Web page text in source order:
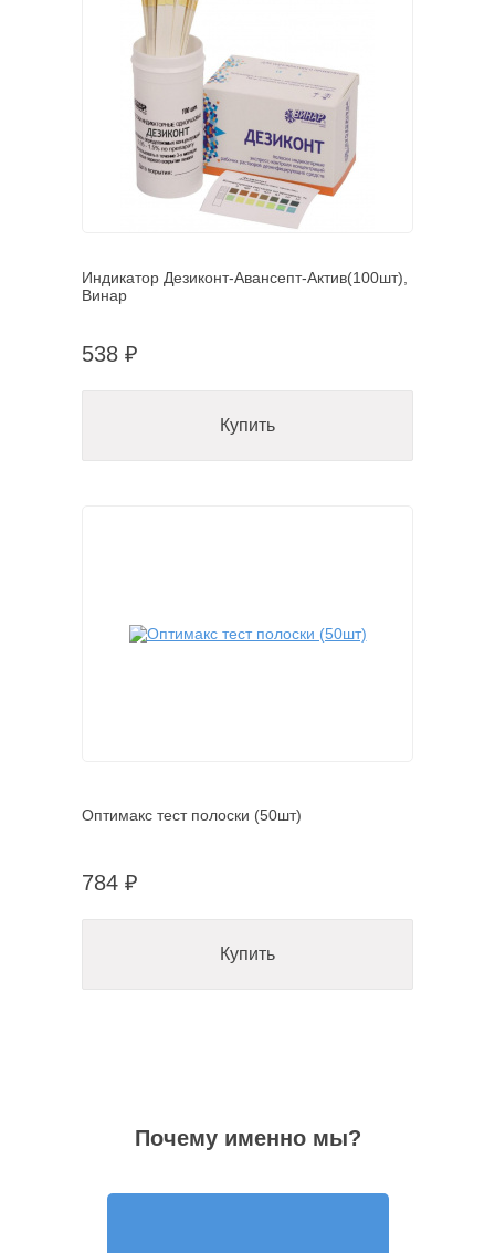
Индикатор Дезиконт-Авансепт-Актив(100шт),
Винар
538 ₽
Купить
Оптимакс тест полоски (50шт)
784 ₽
Купить
Почему именно мы?